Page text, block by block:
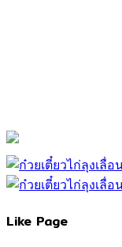
Like Page